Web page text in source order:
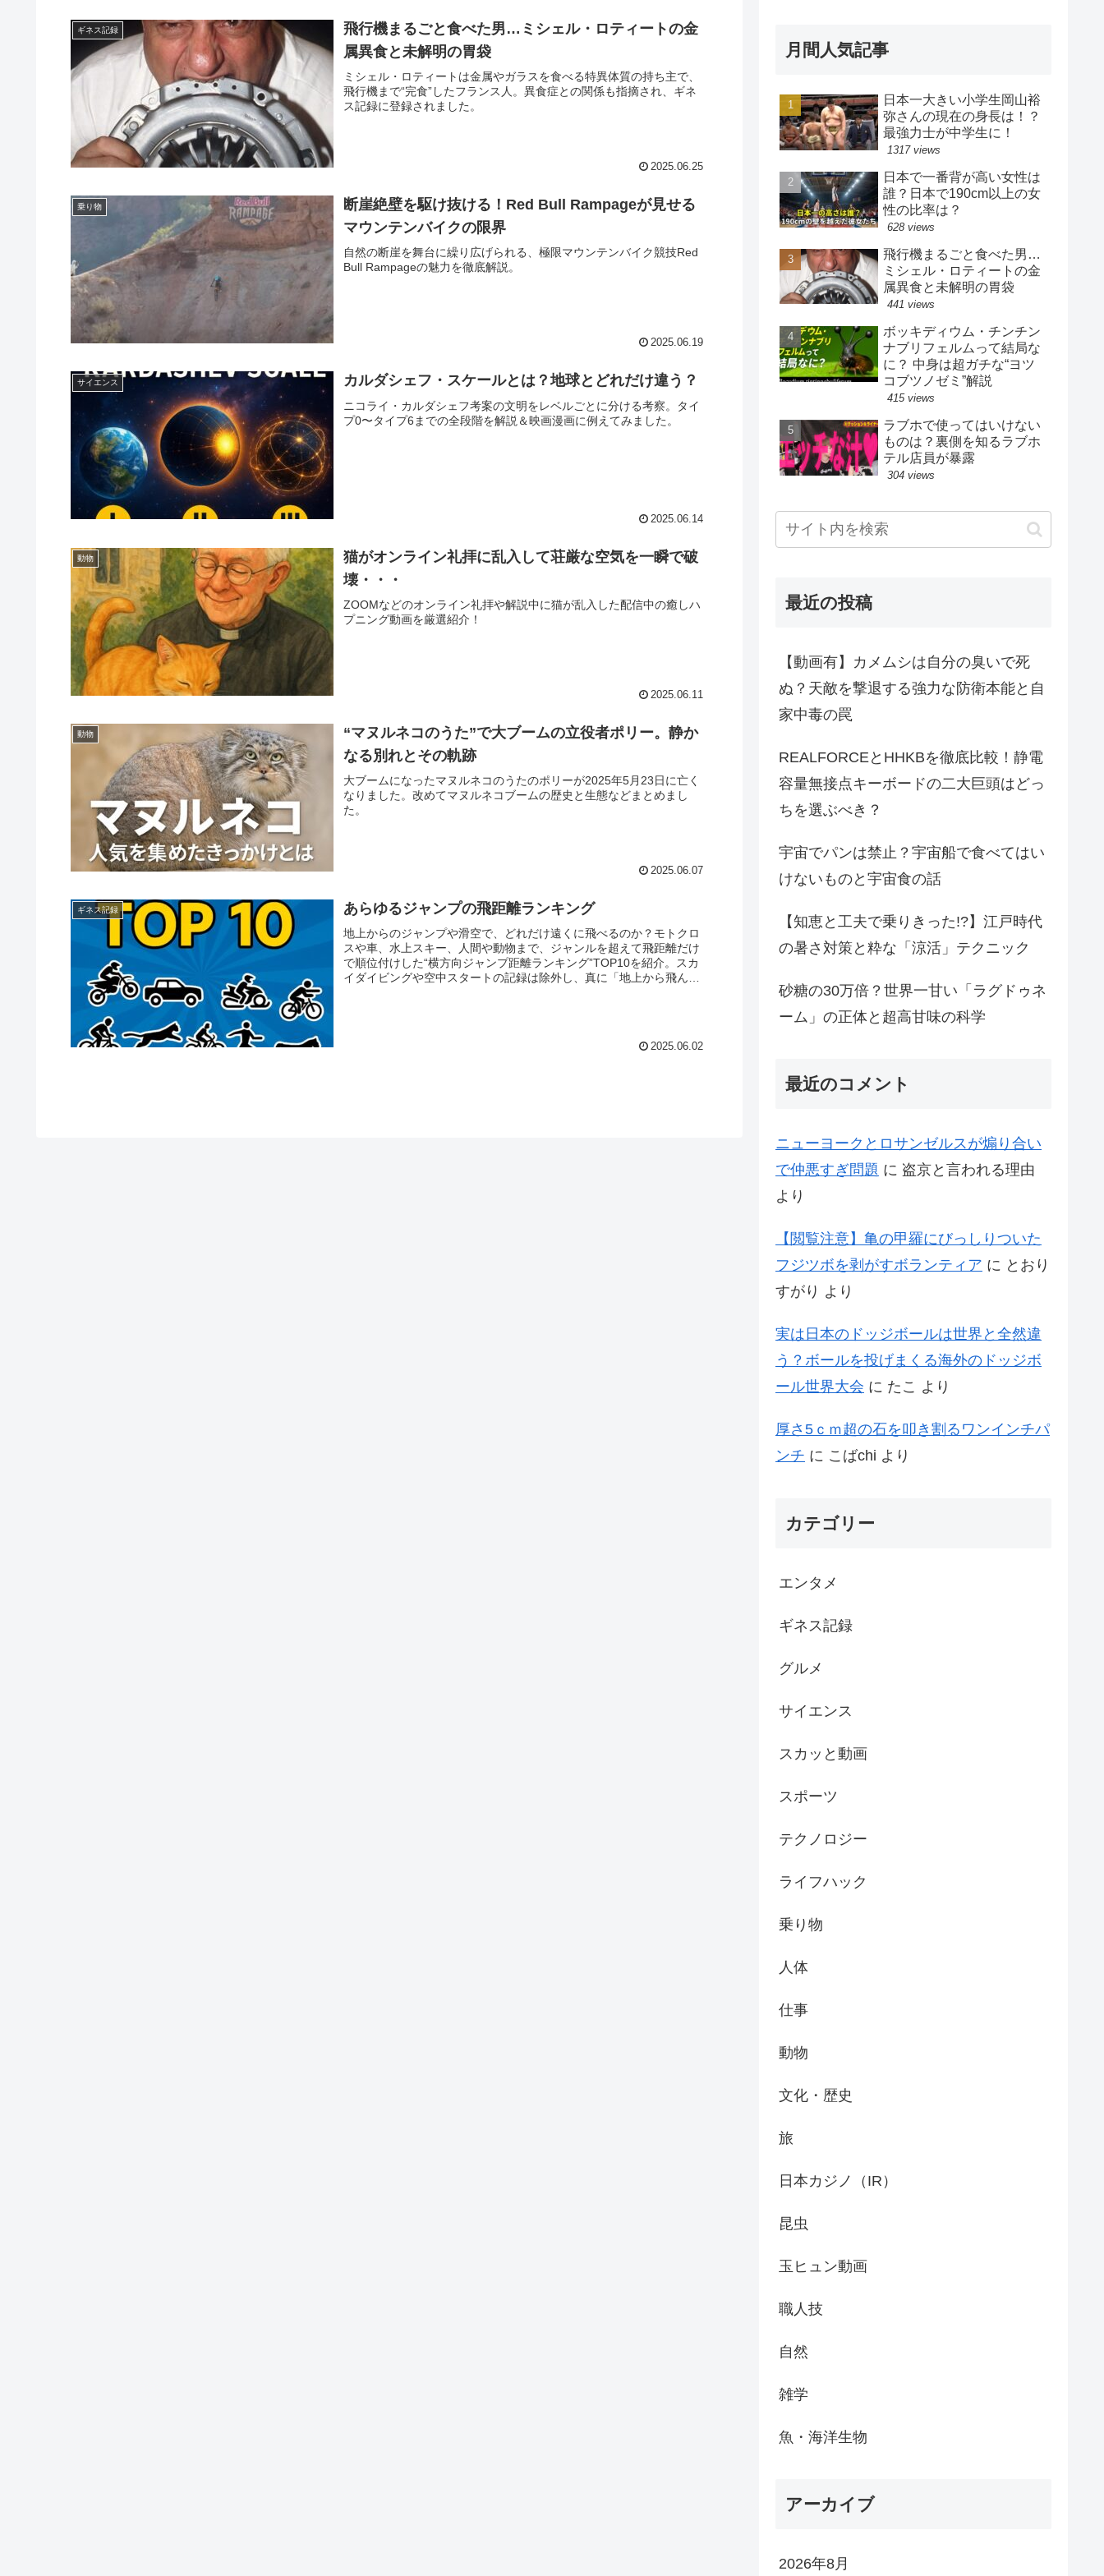
ギネス記録
飛行機まるごと食べた男…ミシェル・ロティートの金
属異食と未解明の胃袋
ミシェル・ロティートは金属やガラスを食べる特異体質の持ち主で、
飛行機まで“完食”したフランス人。異食症との関係も指摘され、ギネ
ス記録に登録されました。
2025.06.25
乗り物
断崖絶壁を駆け抜ける！Red Bull Rampageが見せる
マウンテンバイクの限界
自然の断崖を舞台に繰り広げられる、極限マウンテンバイク競技Red
Bull Rampageの魅力を徹底解説。
2025.06.19
サイエンス カルダシェフ・スケールとは？地球とどれだけ違う？
ニコライ・カルダシェフ考案の文明をレベルごとに分ける考察。タイ
プ0〜タイプ6までの全段階を解説＆映画漫画に例えてみました。
2025.06.14
動物
猫がオンライン礼拝に乱入して荘厳な空気を一瞬で破
壊・・・
ZOOMなどのオンライン礼拝や解説中に猫が乱入した配信中の癒しハ
プニング動画を厳選紹介！
2025.06.11
動物
“マヌルネコのうた”で大ブームの立役者ポリー。静か
なる別れとその軌跡
大ブームになったマヌルネコのうたのポリーが2025年5月23日に亡く
なりました。改めてマヌルネコブームの歴史と生態などまとめまし
た。
2025.06.07
ギネス記録 あらゆるジャンプの飛距離ランキング
地上からのジャンプや滑空で、どれだけ遠くに飛べるのか？モトクロ
スや車、水上スキー、人間や動物まで、ジャンルを超えて飛距離だけ
で順位付けした“横方向ジャンプ距離ランキング”TOP10を紹介。スカ
イダイビングや空中スタートの記録は除外し、真に「地上から飛ん
2025.06.02
月間人気記事
日本一大きい小学生岡山裕
弥さんの現在の身長は！？
最強力士が中学生に！
1317 views
日本で一番背が高い女性は
誰？日本で190cm以上の女
性の比率は？
628 views
飛行機まるごと食べた男…
ミシェル・ロティートの金
属異食と未解明の胃袋
441 views
ボッキディウム・チンチン
ナブリフェルムって結局な
に？ 中身は超ガチな“ヨツ
コブツノゼミ”解説
415 views
ラブホで使ってはいけない
ものは？裏側を知るラブホ
テル店員が暴露
304 views
最近の投稿
【動画有】カメムシは自分の臭いで死
ぬ？天敵を撃退する強力な防衛本能と自
家中毒の罠
REALFORCEとHHKBを徹底比較！静電
容量無接点キーボードの二大巨頭はどっ
ちを選ぶべき？
宇宙でパンは禁止？宇宙船で食べてはい
けないものと宇宙食の話
【知恵と工夫で乗りきった!?】江戸時代
の暑さ対策と粋な「涼活」テクニック
砂糖の30万倍？世界一甘い「ラグドゥネ
ーム」の正体と超高甘味の科学
最近のコメント
ニューヨークとロサンゼルスが煽り合い
で仲悪すぎ問題 に 盗京と言われる理由
より
【閲覧注意】亀の甲羅にびっしりついた
フジツボを剥がすボランティア に とおり
すがり より
実は日本のドッジボールは世界と全然違
う？ボールを投げまくる海外のドッジボ
ール世界大会 に たこ より
厚さ5ｃｍ超の石を叩き割るワンインチパ
ンチ に こばchi より
カテゴリー
エンタメ
ギネス記録
グルメ
サイエンス
スカッと動画
スポーツ
テクノロジー
ライフハック
乗り物
人体
仕事
動物
文化・歴史
旅
日本カジノ（IR）
昆虫
玉ヒュン動画
職人技
自然
雑学
魚・海洋生物
アーカイブ
2026年8月